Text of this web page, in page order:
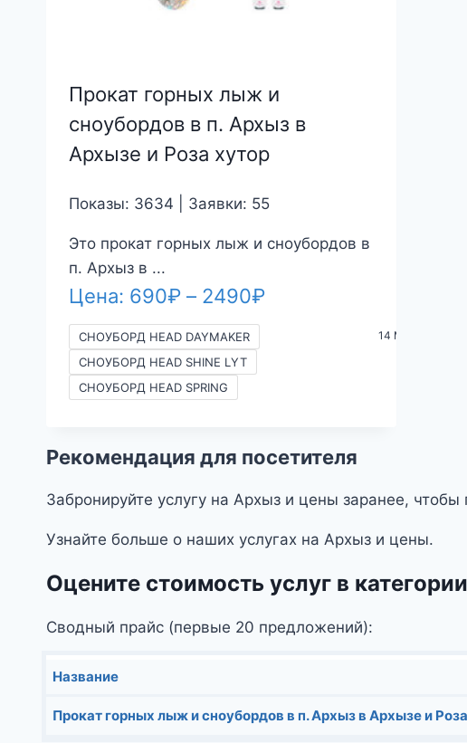
Прокат горных лыж и
сноубордов в п. Архыз в
Архызе и Роза хутор
Показы: 3634 | Заявки: 55
Это прокат горных лыж и сноубордов в
п. Архыз в ...
Цена: 690₽ – 2490₽Диапазон
СНОУБОРД HEAD DAYMAKER
СНОУБОРД HEAD SHINE LYT
СНОУБОРД HEAD SPRING
14 More
Рекомендация для посетителя
Забронируйте услугу на Архыз и цены заранее, чтобы
Узнайте больше о наших услугах на Архыз и цены.
Оцените стоимость услуг в
Сводный прайс (первые 20 предложений):
Название
Прокат горных лыж и сноубордов в п. Архыз в Архызе и